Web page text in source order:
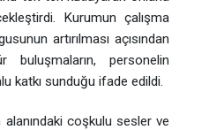
Kurumun çalışma
artırılması açısından
personelin
katkı sunduğu ifade edildi.
coşkulu sesler ve